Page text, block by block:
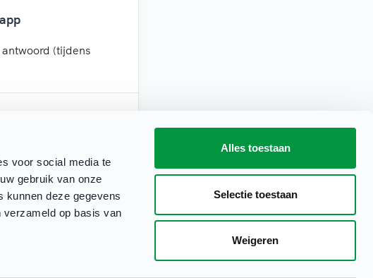
voor social media te
gebruik van onze
kunnen deze gegevens
verzameld op basis van
Alles toestaan
Selectie toestaan
Weigeren
(tijdens
werkdagen)